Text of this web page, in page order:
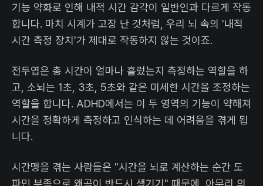
기능 약화로 인해 내적 시간 감각이 일반인과 다르게 작동
합니다. 마치 시계가 고장 난 것처럼, 우리 뇌 속의 '내적
시간 측정 장치'가 제대로 작동하지 않는 것이죠.
전두엽은 총 시간이 얼마나 흘렀는지 측정하는 역할을 하
고, 소뇌는 1초, 3초, 5초와 같은 미세한 시간을 조정하는
역할을 합니다. ADHD에서는 이 두 영역의 기능이 약해져
시간을 정확하게 측정하고 인식하는 데 어려움을 겪게 됩
니다.
시간맹을 겪는 사람들은 "시간을 뇌로 계산하는 순간 도
파민 부족으로 왜곡이 반드시 생기기" 때문에, 아무리 의